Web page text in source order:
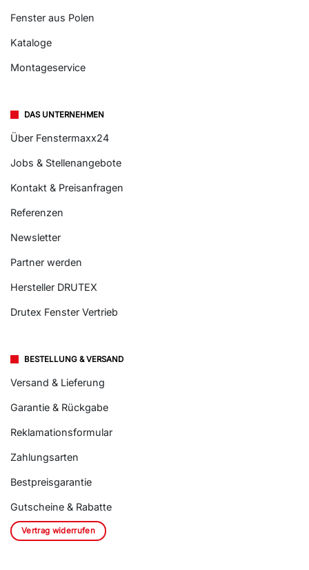
Fenster aus Polen
Kataloge
Montageservice
DAS UNTERNEHMEN
Über Fenstermaxx24
Jobs & Stellenangebote
Kontakt & Preisanfragen
Referenzen
Newsletter
Partner werden
Hersteller DRUTEX
Drutex Fenster Vertrieb
BESTELLUNG & VERSAND
Versand & Lieferung
Garantie & Rückgabe
Reklamationsformular
Zahlungsarten
Bestpreisgarantie
Gutscheine & Rabatte
Vertrag widerrufen